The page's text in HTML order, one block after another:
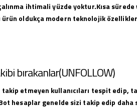
ihtimali yüzde yoktur.Kısa
ürün oldukça modern teknolojik
bırakanlar(UNFOLLOW)
etmeyen kullanıcıları tespit edip,
hesaplar genelde sizi takip edip daha